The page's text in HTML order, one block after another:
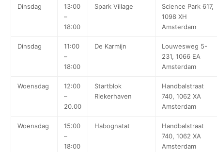
Dinsdag
13:00
–
18:00
Spark Village
Science Park 617,
1098 XH
Amsterdam
Dinsdag
11:00
–
18:00
De Karmijn
Louwesweg 5-
231, 1066 EA
Amsterdam
Woensdag
12:00
–
20.00
Startblok
Riekerhaven
Handbalstraat
740, 1062 XA
Amsterdam
Woensdag
15:00
–
18:00
Habognatat
Handbalstraat
740, 1062 XA
Amsterdam